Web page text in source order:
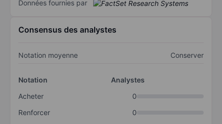
Données fournies par
Consensus des analystes
Notation moyenne Conserver
Notation
Analystes
Acheter
0
Renforcer
0